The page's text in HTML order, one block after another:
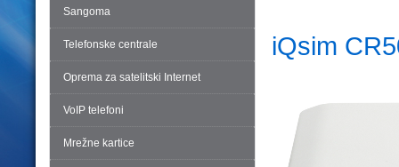
Sangoma
Telefonske centrale
Oprema za satelitski Internet
VoIP telefoni
Mrežne kartice
iQsim